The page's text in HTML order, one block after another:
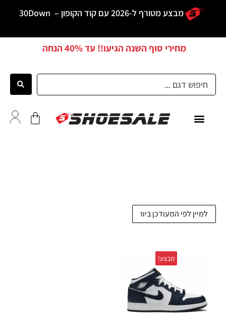
מבצע מטורף ל-2026 עם קוד הקופון – 30Down
מחירי סוף השנה הגיעו!! עד40% הנחה
מבצע!